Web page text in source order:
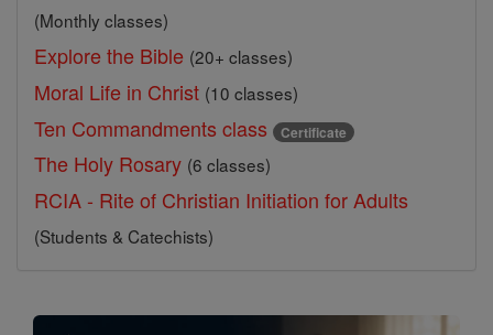
(Monthly classes)
Explore the Bible (20+ classes)
Moral Life in Christ (10 classes)
Ten Commandments class Certificate
The Holy Rosary (6 classes)
RCIA - Rite of Christian Initiation for Adults
(Students & Catechists)